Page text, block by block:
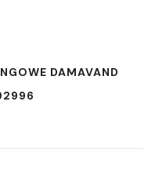
DAMAVAND